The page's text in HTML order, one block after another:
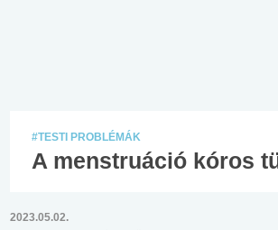
#TESTI PROBLÉMÁK
A menstruáció kóros
2023.05.02.